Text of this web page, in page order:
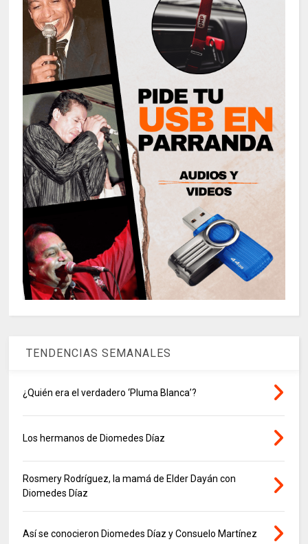
TENDENCIAS SEMANALES
¿Quién era el verdadero ‘Pluma Blanca’?
Los hermanos de Diomedes Díaz
Rosmery Rodríguez, la mamá de Elder Dayán con
Diomedes Díaz
Así se conocieron Diomedes Díaz y Consuelo Martínez